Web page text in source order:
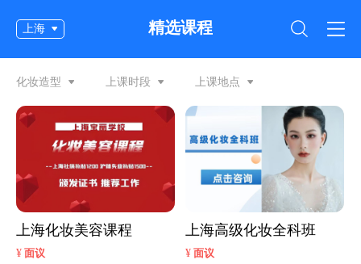
上海 精选课程
化妆造型 上课时段 上课地点
上海化妆美容课程
¥ 面议
上海高级化妆全科班
¥ 面议